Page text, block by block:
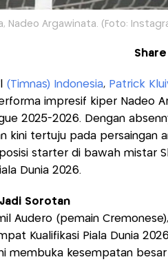
Nadeo Argawinata. (Foto:
Share
(Timnas) Indonesia, Patrick
impresif kiper Nadeo
2025-2026. Dengan
kini tertuju pada persaingan
starter di bawah mistar
Dunia 2026.
Sorotan
Audero (pemain
Kualifikasi Piala Dunia
membuka kesempatan